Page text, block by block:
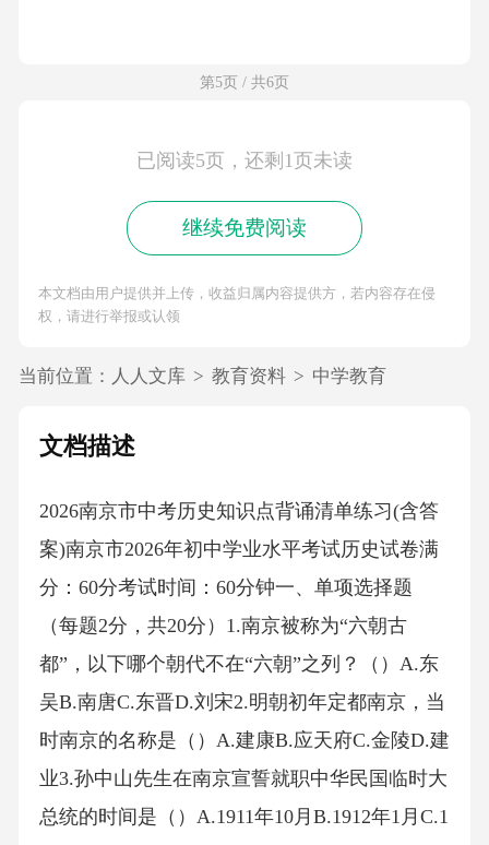
第5页 / 共6页
已阅读5页，还剩1页未读
继续免费阅读
本文档由用户提供并上传，收益归属内容提供方，若内容存在侵
权，请进行举报或认领
当前位置： 人人文库 > 教育资料 > 中学教育
文档描述
2026南京市中考历史知识点背诵清单练习(含答
案)南京市2026年初中学业水平考试历史试卷满
分：60分考试时间：60分钟一、单项选择题
（每题2分，共20分）1.南京被称为“六朝古
都”，以下哪个朝代不在“六朝”之列？（）A.东
吴B.南唐C.东晋D.刘宋2.明朝初年定都南京，当
时南京的名称是（）A.建康B.应天府C.金陵D.建
业3.孙中山先生在南京宣誓就职中华民国临时大
总统的时间是（）A.1911年10月B.1912年1月C.1